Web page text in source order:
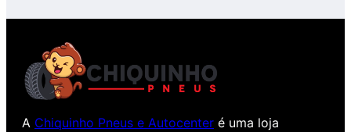
A Chiquinho Pneus e Autocenter é uma loja